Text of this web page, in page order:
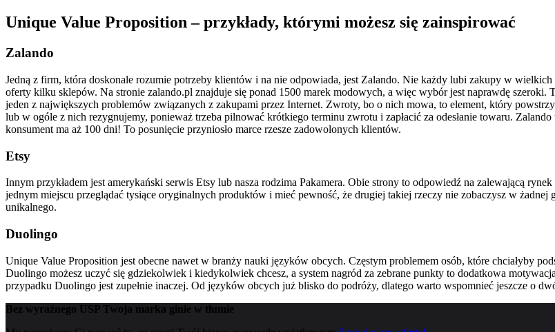
Unique Value Proposition – przykłady, którymi możesz się zainspirować
Zalando
Jedną z firm, która doskonale rozumie potrzeby klientów i na nie odpowiada, jest Zalando. Nie każdy lubi zakupy w
oferty kilku sklepów. Na stronie zalando.pl znajduje się ponad 1500 marek modowych, a więc wybór jest naprawdę szeroki.
jeden z największych problemów związanych z zakupami przez Internet. Zwroty, bo o nich mowa, to element, który
lub w ogóle z nich rezygnujemy, ponieważ trzeba pilnować krótkiego terminu zwrotu i zapłacić za odesłanie towaru.
konsument ma aż 100 dni! To posunięcie przyniosło marce rzesze zadowolonych klientów.
Etsy
Innym przykładem jest amerykański serwis Etsy lub nasza rodzima Pakamera. Obie strony to odpowiedź na zalewającą
jednym miejscu przeglądać tysiące oryginalnych produktów i mieć pewność, że drugiej takiej rzeczy nie zobaczysz w
unikalnego.
Duolingo
Unique Value Proposition jest obecne nawet w branży nauki języków obcych. Częstym problemem osób, które chciałyby
Duolingo możesz uczyć się gdziekolwiek i kiedykolwiek chcesz, a system nagród za zebrane punkty to dodatkowa
przypadku Duolingo jest zupełnie inaczej. Od języków obcych już blisko do podróży, dlatego warto wspomnieć jeszcze o
Bez wyraźnego USP Twoja marka ginie w tłumie